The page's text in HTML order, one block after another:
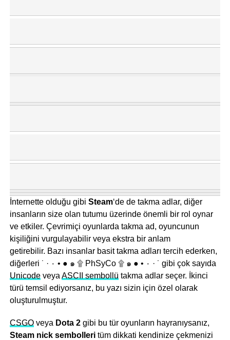
İnternette olduğu gibi Steam‘de de takma adlar, diğer
insanların size olan tutumu üzerinde önemli bir rol oynar
ve etkiler. Çevrimiçi oyunlarda takma ad, oyuncunun
kişiliğini vurgulayabilir veya ekstra bir anlam
getirebilir. Bazı insanlar basit takma adları tercih ederken,
diğerleri ˙ · ٠ • ● ๑ ۩ PhSyCo ۩ ๑ ● • ٠ · ˙ gibi çok sayıda
Unicodeveya ASCII sembollü takma adlar seçer. İkinci
türü temsil ediyorsanız, bu yazı sizin için özel olarak
oluşturulmuştur.
CSGOveya Dota 2gibi bu tür oyunların hayranıysanız,
Steam nick sembolleri tüm dikkati kendinize çekmenizi